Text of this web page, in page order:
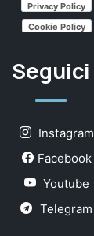
Privacy Policy
Cookie Policy
Seguici
Instagram
Facebook
Youtube
Telegram